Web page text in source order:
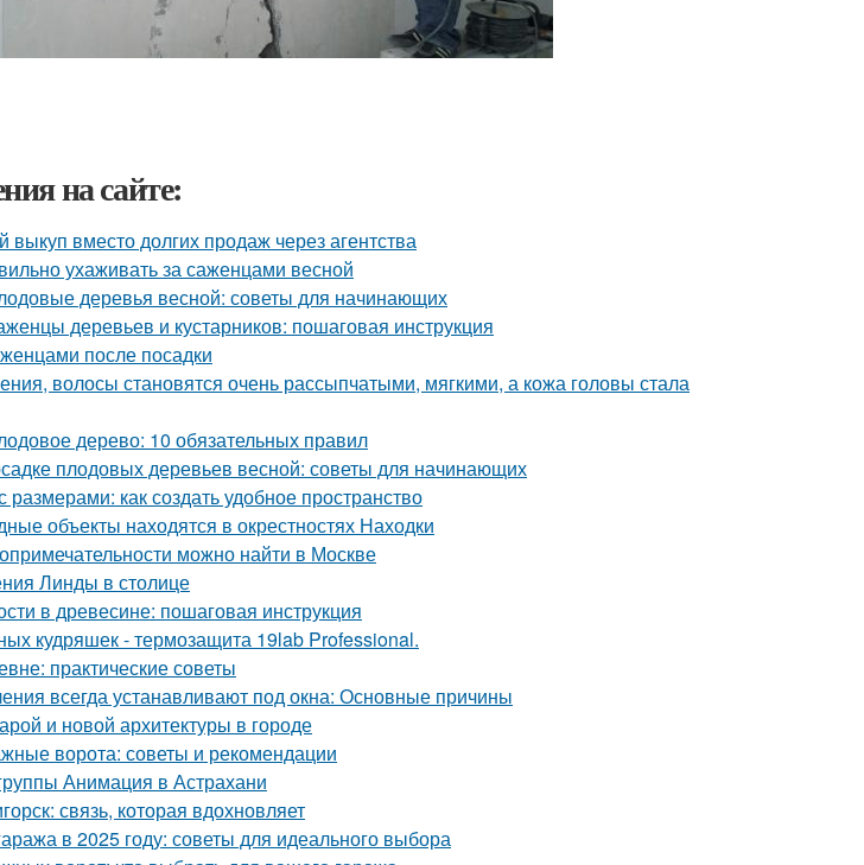
на сайте:
вместо долгих продаж через агентства
ухаживать за саженцами весной
деревья весной: советы для начинающих
деревьев и кустарников: пошаговая инструкция
после посадки
волосы становятся очень рассыпчатыми, мягкими, а кожа головы стала
дерево: 10 обязательных правил
плодовых деревьев весной: советы для начинающих
как создать удобное пространство
объекты находятся в окрестностях Находки
можно найти в Москве
Линды в столице
в древесине: пошаговая инструкция
кудряшек - термозащита 19lab Professional.
практические советы
всегда устанавливают под окна: Основные причины
и новой архитектуры в городе
ворота: советы и рекомендации
Анимация в Астрахани
связь, которая вдохновляет
в 2025 году: советы для идеального выбора